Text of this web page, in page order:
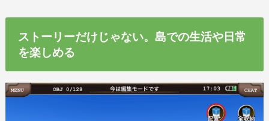
ストーリーだけじゃない。島での生活や日常
を楽しめる